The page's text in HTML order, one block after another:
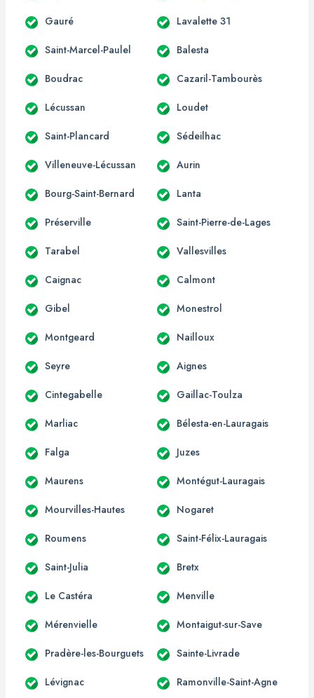
Gauré Lavalette 31
Saint-Marcel-Paulel Balesta
Boudrac Cazaril-Tambourès
Lécussan Loudet
Saint-Plancard Sédeilhac
Villeneuve-Lécussan Aurin
Bourg-Saint-Bernard Lanta
Préserville Saint-Pierre-de-Lages
Tarabel Vallesvilles
Caignac Calmont
Gibel Monestrol
Montgeard Nailloux
Seyre Aignes
Cintegabelle Gaillac-Toulza
Marliac Bélesta-en-Lauragais
Falga Juzes
Maurens Montégut-Lauragais
Mourvilles-Hautes Nogaret
Roumens Saint-Félix-Lauragais
Saint-Julia Bretx
Le Castéra Menville
Mérenvielle Montaigut-sur-Save
Pradère-les-Bourguets Sainte-Livrade
Lévignac Ramonville-Saint-Agne